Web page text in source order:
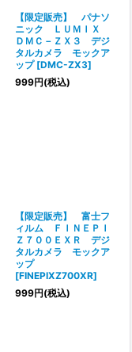
【限定販売】 パナソ
ニック ＬＵＭＩＸ
ＤＭＣ－ＺＸ３ デジ
タルカメラ モックア
ップ [DMC-ZX3]
999円(税込)
【限定販売】 富士フ
ィルム ＦＩＮＥＰＩ
Ｚ７００ＥＸＲ デジ
タルカメラ モックア
ップ
[FINEPIXZ700XR]
999円(税込)